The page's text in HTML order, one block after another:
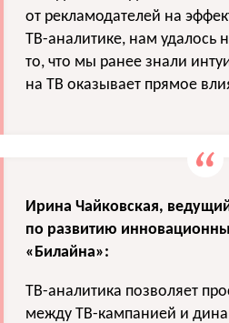
от рекламодателей на
ТВ-аналитике, нам удалось
то, что мы ранее знали
на ТВ оказывает прямое
Ирина Чайковская,
по развитию
«Билайна»:
ТВ-аналитика позволяет
между ТВ-кампанией и